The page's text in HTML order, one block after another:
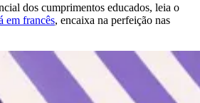
dos cumprimentos educados, leia o
em francês, encaixa na perfeição nas